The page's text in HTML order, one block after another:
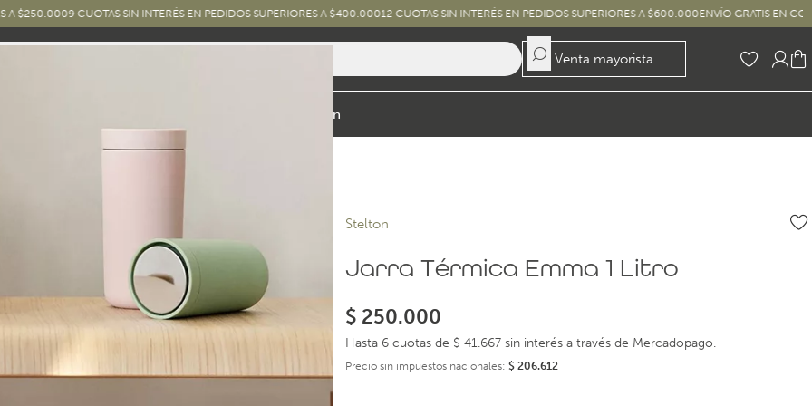
9 CUOTAS SIN INTERÉS EN PEDIDOS SUPERIORES A $400.00012 CUOTAS SIN INTERÉS EN PEDIDOS SUPERIORES A $600.000ENVÍO GRATIS EN COMPRAS
Venta mayorista
Inspiración
Stelton
Jarra Térmica Emma 1 Litro
$ 250.000
Hasta 6 cuotas de $ 41.667 sin interés a través de Mercadopago.
Precio sin impuestos nacionales:$ 206.612